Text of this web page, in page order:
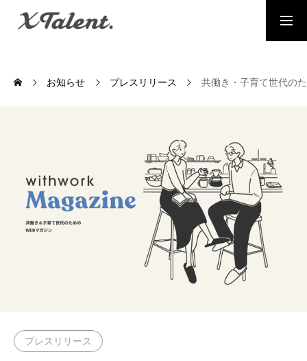
代表紹介
Service
サービス紹介
インタビュー / 座談会
お知らせ プレスリリース 共働き・子育て世代の
プレスリリース